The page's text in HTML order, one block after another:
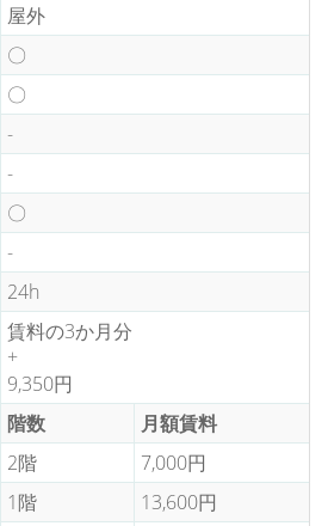
屋外
〇
〇
-
-
〇
-
24h
賃料の3か月分
+
9,350円
階数
月額賃料
2階
7,000円
1階
13,600円